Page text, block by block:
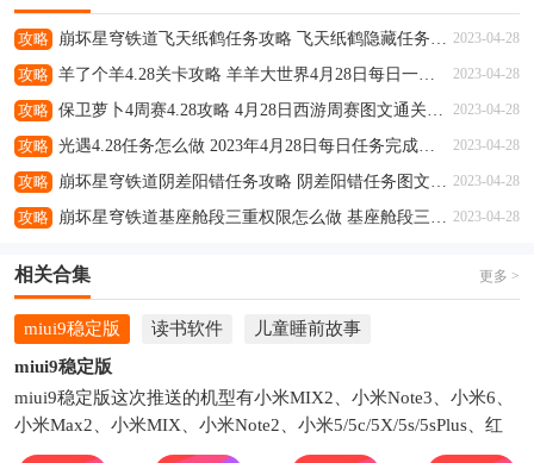
攻略 2023-04-28
攻略 2023-04-28
攻略 2023-04-28
攻略 2023-04-28
攻略 2023-04-28
攻略 2023-04-28
相关合集 更多 >
miui9稳定版 读书软件
儿童睡前故事
miui9稳定版
miui9稳定版这次推送的机型有小米MIX2、小米Note3、小米6、
小米Max2、小米MIX、小米Note2、小米5/5c/5X/5s/5sPlus、红
米Note5A、红米5A、红米Note4X高通版、小米Note顶配版、小